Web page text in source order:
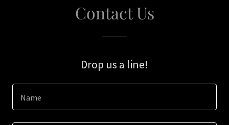
Contact Us
Drop us a line!
Name